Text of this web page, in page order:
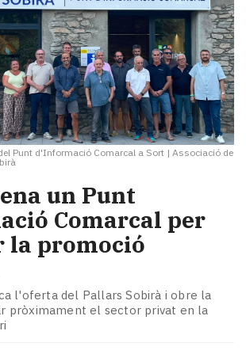
Punt d'Informació Comarcal a Sort | Associació de
un Punt
Comarcal per
la promoció
l'oferta del Pallars Sobirà i obre la
pròximament el sector privat en la